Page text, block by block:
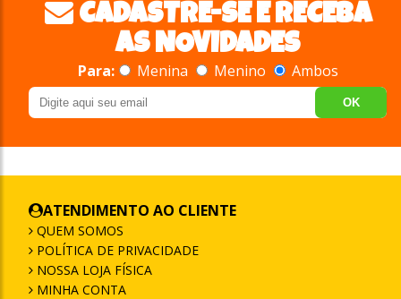
CADASTRE-SE E RECEBA
AS NOVIDADES
Para: Menina Menino Ambos
OK
ATENDIMENTO AO CLIENTE
QUEM SOMOS
POLÍTICA DE PRIVACIDADE
NOSSA LOJA FÍSICA
MINHA CONTA